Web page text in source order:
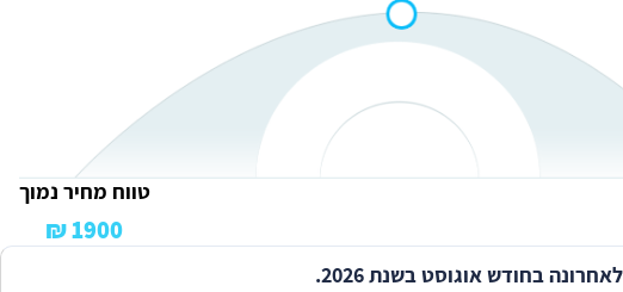
טווח מחיר נמוך
1900 ₪
בחודש אוגוסט בשנת 2026.